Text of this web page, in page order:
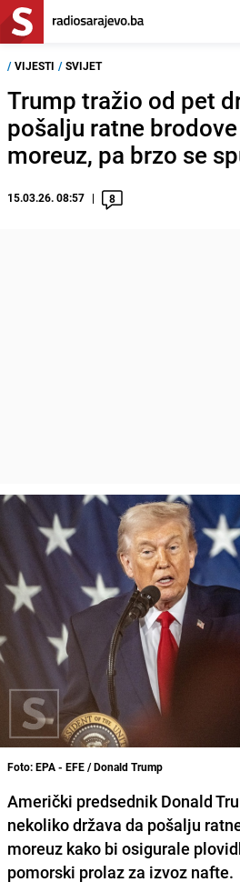
/ VIJESTI / SVIJET
Trump tražio od pet
pošalju ratne
moreuz, pa brzo se
15.03.26. 08:57 8
Foto: EPA - EFE / Donald Trump
Američki predsednik Donald
nekoliko država da pošalju
moreuz kako bi osigurale
pomorski prolaz za izvoz nafte.